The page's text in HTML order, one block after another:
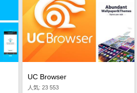
UC Browser
人気: 23 553